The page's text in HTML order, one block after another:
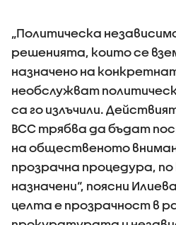
„Политическа
решенията, които се
назначено на
необслужват
са го излъчили.
ВСС трябва да бъдат
на общественото
прозрачна процедура,
назначени“, поясни
целта е прозрачност в